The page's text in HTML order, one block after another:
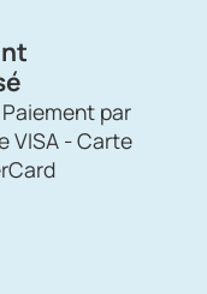
par
VISA - Carte